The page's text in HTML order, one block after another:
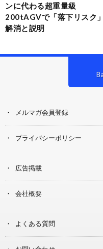
ンに代わる超重量級
200tAGVで「落下リスク」
解消と説明
メルマガ会員登録
プライバシーポリシー
広告掲載
会社概要
よくある質問